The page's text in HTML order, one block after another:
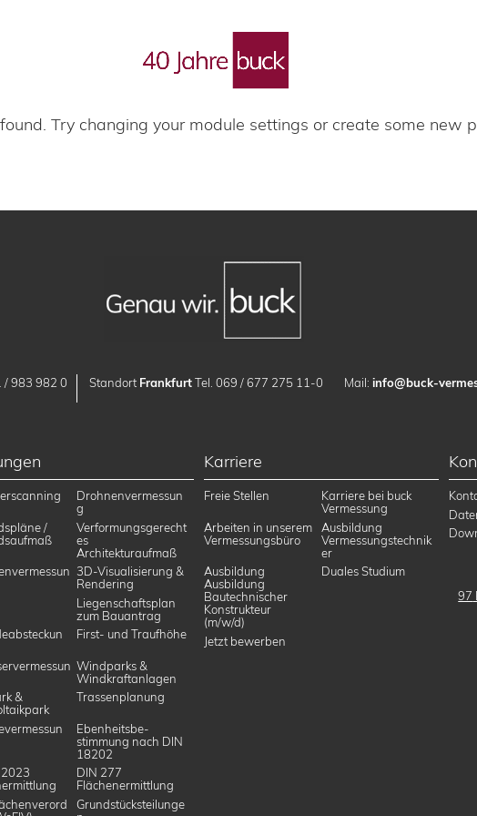
Try changing your module settings or create some new
/ 983 982 0 Standort FrankfurtTel. 069 / 677 275 11-0 Mail: info@buck-
Drohnenvermessun
g
/
Verformungsgerecht
es
Architekturaufmaß
3D-Visualisierung &
Rendering
Liegenschaftsplan
zum Bauantrag
First- und Traufhöhe
Windparks &
Windkraftanlagen
&
Trassenplanung
Ebenheitsbe­
stimmung nach DIN
18202
2023
DIN 277
Flächenermittlung
Grundstücksteilunge
Karriere
Freie Stellen
Karriere bei buck
Vermessung
Arbeiten in unserem
Vermessungsbüro
Ausbildung
Vermessungstechnik
er
Ausbildung
Ausbildung
Bautechnischer
Konstrukteur
(m/w/d)
Duales Studium
Jetzt bewerben
97